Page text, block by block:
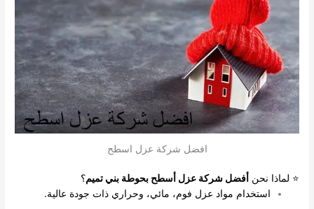
افضل شركة عزل اسطح
⭐ لماذا نحن أفضل شركة عزل أسطح بحوطة بني تميم؟
استخدام مواد عزل فوم، مائي، وحراري ذات جودة عالية.